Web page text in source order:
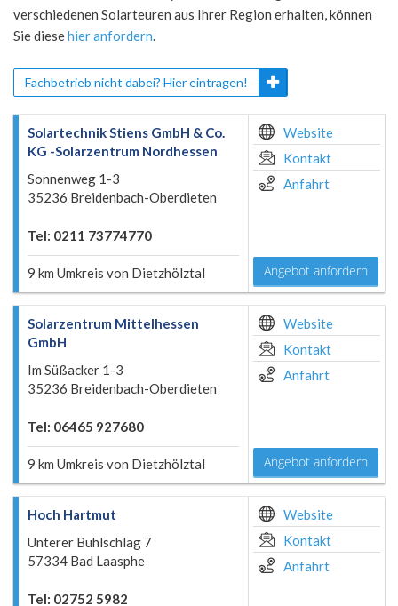
verschiedenen Solarteuren aus Ihrer Region erhalten, können
Sie diesehier anfordern.
Fachbetrieb nicht dabei? Hier eintragen!
Solartechnik Stiens GmbH & Co.
KG -Solarzentrum Nordhessen
Sonnenweg 1-3
35236 Breidenbach-Oberdieten
Tel: 0211 73774770
9 km Umkreis von Dietzhölztal
Website
Kontakt
Anfahrt
Angebot anfordern
Solarzentrum Mittelhessen
GmbH
Im Süßacker 1-3
35236 Breidenbach-Oberdieten
Tel: 06465 927680
9 km Umkreis von Dietzhölztal
Website
Kontakt
Anfahrt
Angebot anfordern
Hoch Hartmut
Unterer Buhlschlag 7
57334 Bad Laasphe
Tel: 02752 5982
Website
Kontakt
Anfahrt